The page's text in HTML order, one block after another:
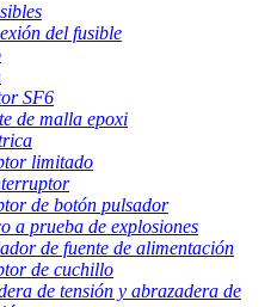
del fusible
SF6
de malla epoxi
limitado
de botón pulsador
a prueba de explosiones
de fuente de alimentación
de cuchillo
de tensión y abrazadera de